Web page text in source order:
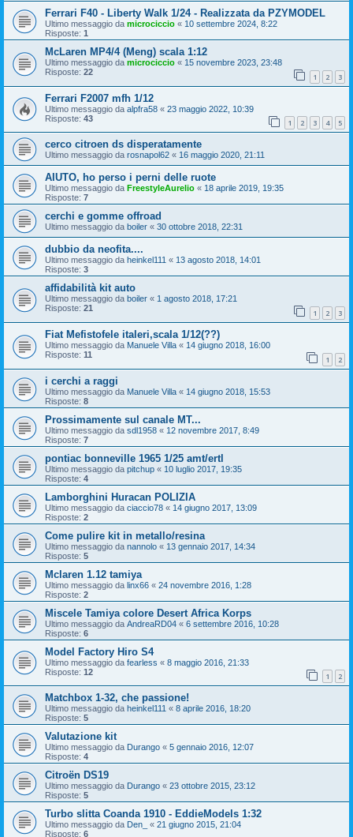
Ferrari F40 - Liberty Walk 1/24 - Realizzata da PZYMODEL
Ultimo messaggio da microciccio « 10 settembre 2024, 8:22
Risposte: 1
McLaren MP4/4 (Meng) scala 1:12
Ultimo messaggio da microciccio « 15 novembre 2023, 23:48
Risposte: 22 1 2 3
Ferrari F2007 mfh 1/12
Ultimo messaggio da alpfra58 « 23 maggio 2022, 10:39
Risposte: 43 1 2 3 4 5
cerco citroen ds disperatamente
Ultimo messaggio da rosnapol62 « 16 maggio 2020, 21:11
AIUTO, ho perso i perni delle ruote
Ultimo messaggio da FreestyleAurelio « 18 aprile 2019, 19:35
Risposte: 7
cerchi e gomme offroad
Ultimo messaggio da boiler « 30 ottobre 2018, 22:31
dubbio da neofita....
Ultimo messaggio da heinkel111 « 13 agosto 2018, 14:01
Risposte: 3
affidabilità kit auto
Ultimo messaggio da boiler « 1 agosto 2018, 17:21
Risposte: 21 1 2 3
Fiat Mefistofele italeri,scala 1/12(??)
Ultimo messaggio da Manuele Villa « 14 giugno 2018, 16:00
Risposte: 11 1 2
i cerchi a raggi
Ultimo messaggio da Manuele Villa « 14 giugno 2018, 15:53
Risposte: 8
Prossimamente sul canale MT...
Ultimo messaggio da sdl1958 « 12 novembre 2017, 8:49
Risposte: 7
pontiac bonneville 1965 1/25 amt/ertl
Ultimo messaggio da pitchup « 10 luglio 2017, 19:35
Risposte: 4
Lamborghini Huracan POLIZIA
Ultimo messaggio da ciaccio78 « 14 giugno 2017, 13:09
Risposte: 2
Come pulire kit in metallo/resina
Ultimo messaggio da nannolo « 13 gennaio 2017, 14:34
Risposte: 5
Mclaren 1.12 tamiya
Ultimo messaggio da linx66 « 24 novembre 2016, 1:28
Risposte: 2
Miscele Tamiya colore Desert Africa Korps
Ultimo messaggio da AndreaRD04 « 6 settembre 2016, 10:28
Risposte: 6
Model Factory Hiro S4
Ultimo messaggio da fearless « 8 maggio 2016, 21:33
Risposte: 12 1 2
Matchbox 1-32, che passione!
Ultimo messaggio da heinkel111 « 8 aprile 2016, 18:20
Risposte: 5
Valutazione kit
Ultimo messaggio da Durango « 5 gennaio 2016, 12:07
Risposte: 4
Citroën DS19
Ultimo messaggio da Durango « 23 ottobre 2015, 23:12
Risposte: 5
Turbo slitta Coanda 1910 - EddieModels 1:32
Ultimo messaggio da Den_ « 21 giugno 2015, 21:04
Risposte: 6